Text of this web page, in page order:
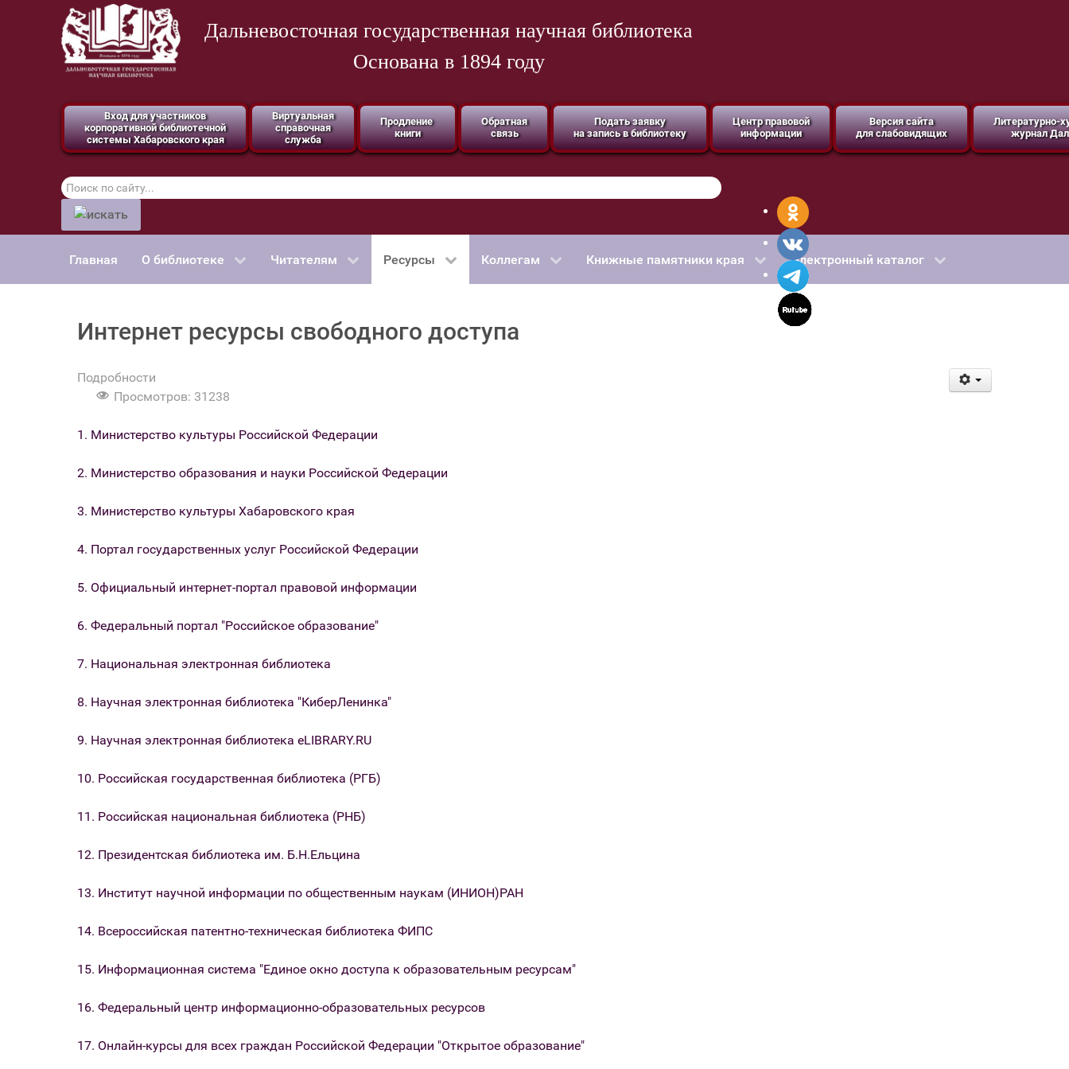
Дальневосточная государственная научная библиотека
Основана в 1894 году
Вход для участников
корпоративной библиотечной
системы Хабаровского края
Виртуальная
справочная
служба
Продление
книги
Обратная
связь
Подать заявку
на запись в библиотеку
Центр правовой
информации
Версия сайта
для слабовидящих
Литературно-
журнал
Поиск
по
сайту
Главная О библиотеке Читателям Ресурсы Коллегам Книжные памятники края Электронный каталог
Интернет ресурсы свободного доступа
Подробности
Просмотров: 31238
1. Министерство культуры Российской Федерации
2. Министерство образования и науки Российской Федерации
3. Министерство культуры Хабаровского края
4. Портал государственных услуг Российской Федерации
5. Официальный интернет-портал правовой информации
6. Федеральный портал "Российское образование"
7. Национальная электронная библиотека
8. Научная электронная библиотека "КиберЛенинка"
9. Научная электронная библиотека eLIBRARY.RU
10. Российская государственная библиотека (РГБ)
11. Российская национальная библиотека (РНБ)
12. Президентская библиотека им. Б.Н.Ельцина
13. Институт научной информации по общественным наукам (ИНИОН)РАН
14. Всероссийская патентно-техническая библиотека ФИПС
15. Информационная система "Единое окно доступа к образовательным ресурсам"
16. Федеральный центр информационно-образовательных ресурсов
17. Онлайн-курсы для всех граждан Российской Федерации "Открытое образование"